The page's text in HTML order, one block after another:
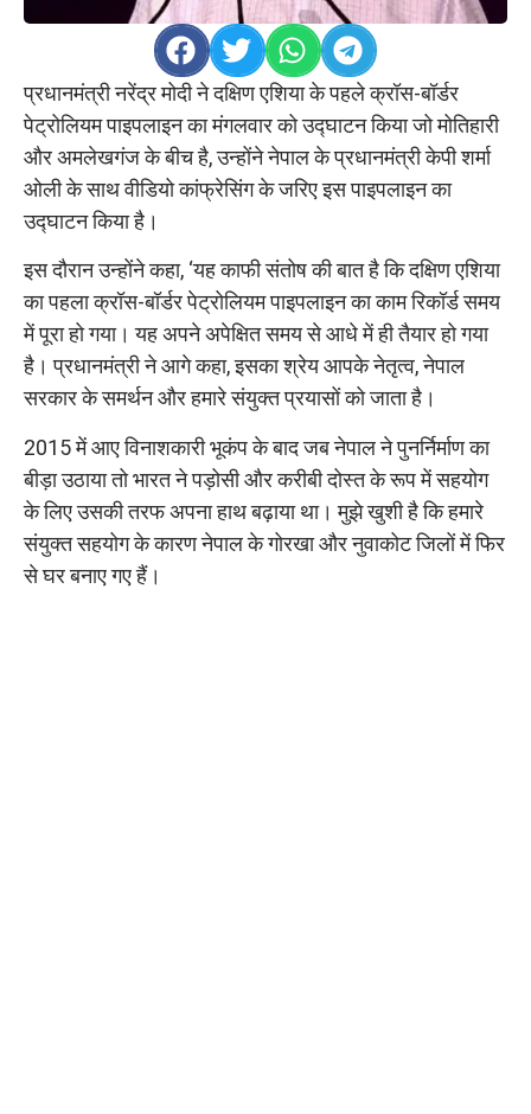
प्रधानमंत्री नरेंद्र मोदी ने दक्षिण एशिया के पहले क्रॉस-बॉर्डर
पेट्रोलियम पाइपलाइन का मंगलवार को उद्घाटन किया जो मोतिहारी
और अमलेखगंज के बीच है, उन्होंने नेपाल के प्रधानमंत्री केपी शर्मा
ओली के साथ वीडियो कांफ्रेसिंग के जरिए इस पाइपलाइन का
उद्घाटन किया है।
इस दौरान उन्होंने कहा, ‘यह काफी संतोष की बात है कि दक्षिण एशिया
का पहला क्रॉस-बॉर्डर पेट्रोलियम पाइपलाइन का काम रिकॉर्ड समय
में पूरा हो गया। यह अपने अपेक्षित समय से आधे में ही तैयार हो गया
है। प्रधानमंत्री ने आगे कहा, इसका श्रेय आपके नेतृत्व, नेपाल
सरकार के समर्थन और हमारे संयुक्त प्रयासों को जाता है।
2015 में आए विनाशकारी भूकंप के बाद जब नेपाल ने पुनर्निर्माण का
बीड़ा उठाया तो भारत ने पड़ोसी और करीबी दोस्त के रूप में सहयोग
के लिए उसकी तरफ अपना हाथ बढ़ाया था। मुझे खुशी है कि हमारे
संयुक्त सहयोग के कारण नेपाल के गोरखा और नुवाकोट जिलों में फिर
से घर बनाए गए हैं।